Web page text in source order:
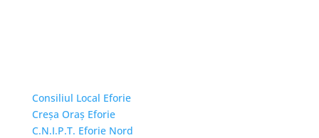
Consiliul Local Eforie
Creșa Oraș Eforie
C.N.I.P.T. Eforie Nord